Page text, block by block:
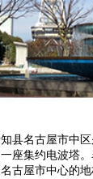
县名古屋市中
座集约电波塔
古屋市中心的地